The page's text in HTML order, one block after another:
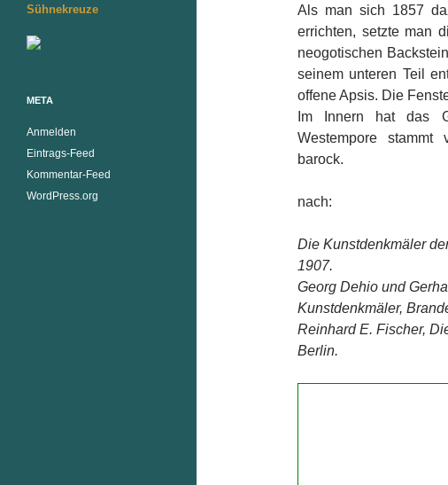
Als man sich 1857
errichten, setzte man
neogotischen
seinem unteren Teil
offene Apsis. Die
Im Innern hat das
Westempore
barock.
nach:
Die Kunstdenkmäler
1907.
Georg Dehio und
Kunstdenkmäler,
Reinhard E. Fischer,
Berlin.
Sühnekreuze
META
Anmelden
Eintrags-Feed
Kommentar-Feed
WordPress.org